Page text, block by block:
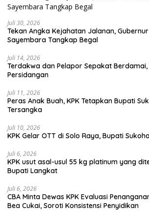
Juli 30, 2026
Tekan Angka Kejahatan Jalanan, Gubernur
Sayembara Tangkap Begal
Juli 14, 2026
Terdakwa dan Pelapor Sepakat Berdamai,
Persidangan
Juli 11, 2026
Peras Anak Buah, KPK Tetapkan Bupati
Tersangka
Juli 10, 2026
KPK Gelar OTT di Solo Raya, Bupati
Juli 6, 2026
KPK usut asal-usul 55 kg platinum yang
Bupati Langkat
Juli 6, 2026
CBA Minta Dewas KPK Evaluasi
Bea Cukai, Soroti Konsistensi Penyidikan